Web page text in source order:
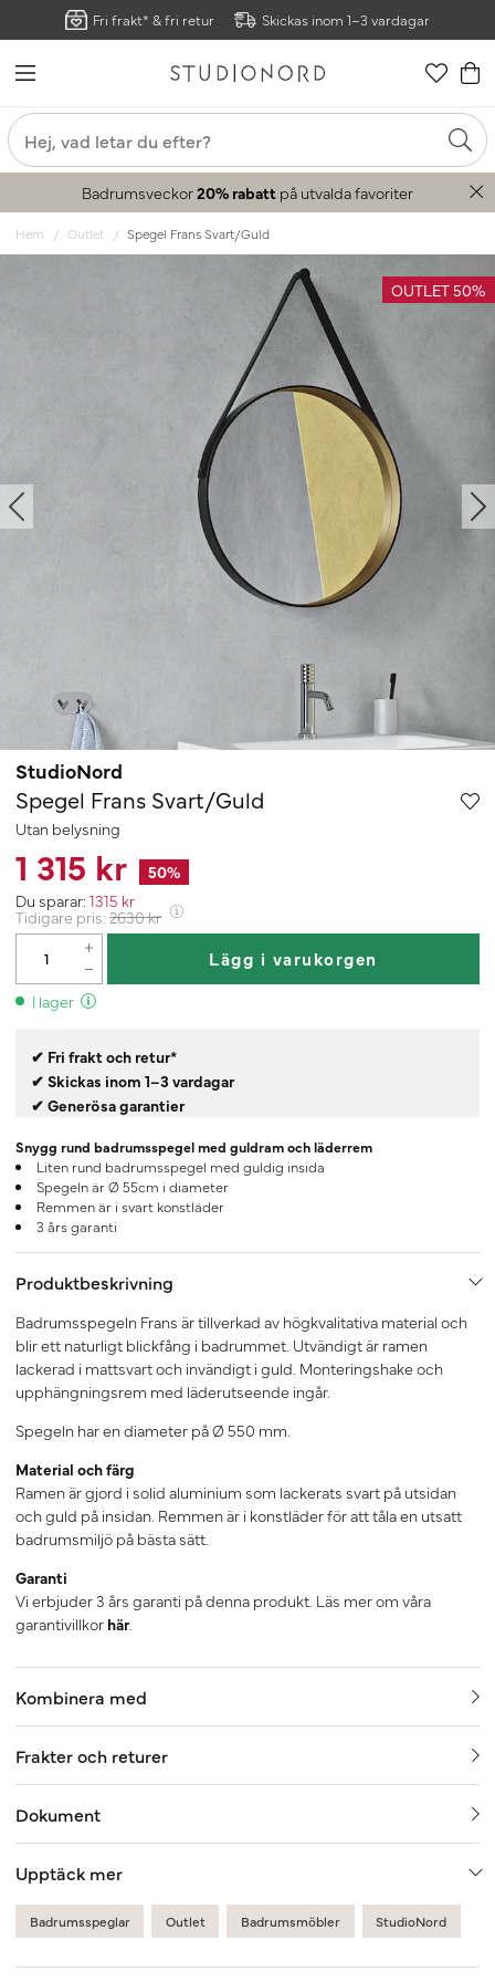
Fri frakt* & fri retur Skickas inom 1–3 vardagar
Badrumsveckor20% rabatt på utvalda favoriter
Hem Outlet Spegel Frans Svart/Guld
OUTLET 50%
StudioNord
Spegel Frans Svart/Guld
Utan belysning
1 315 kr 50%
Du sparar: 1315 kr
Tidigare pris: 2630kr
Lägg i varukorgen
I lager
✔ Fri frakt och retur*
✔ Skickas inom 1–3 vardagar
✔ Generösa garantier
Snygg rund badrumsspegel med guldram och läderrem
Liten rund badrumsspegel med guldig insida
Spegeln är Ø 55cm i diameter
Remmen är i svart konstläder
3 års garanti
Produktbeskrivning
Badrumsspegeln Frans är tillverkad av högkvalitativa material och
blir ett naturligt blickfång i badrummet. Utvändigt är ramen
lackerad i mattsvart och invändigt i guld. Monteringshake och
upphängningsrem med läderutseende ingår.
Spegeln har en diameter på Ø 550 mm.
Material och färg
Ramen är gjord i solid aluminium som lackerats svart på utsidan
och guld på insidan. Remmen är i konstläder för att tåla en utsatt
badrumsmiljö på bästa sätt.
Garanti
Vi erbjuder 3 års garanti på denna produkt. Läs mer om våra
garantivillkor här.
Kombinera med
Frakter och returer
Dokument
Upptäck mer
Badrumsspeglar Outlet Badrumsmöbler StudioNord